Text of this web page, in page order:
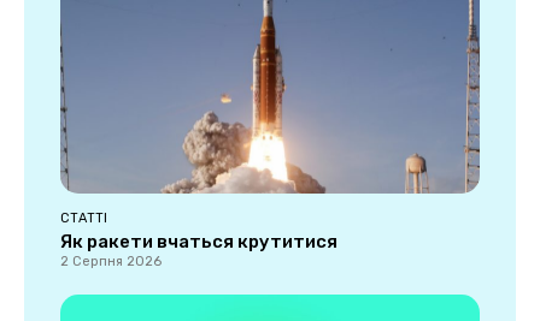
СТАТТІ
Як ракети вчаться крутитися
2 Серпня 2026